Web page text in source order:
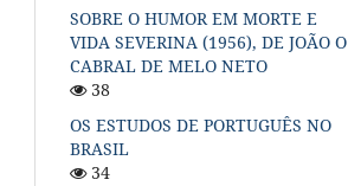
SOBRE O HUMOR EM MORTE E
VIDA SEVERINA (1956), DE JOÃO O
CABRAL DE MELO NETO
38
OS ESTUDOS DE PORTUGUÊS NO
BRASIL
34